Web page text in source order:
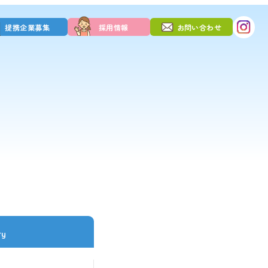
提携企業募集 採用情報 お問い合わせ